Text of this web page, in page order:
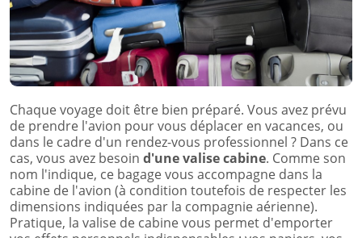
Chaque voyage doit être bien préparé. Vous avez prévu
de prendre l'avion pour vous déplacer en vacances, ou
dans le cadre d'un rendez-vous professionnel ? Dans ce
cas, vous avez besoin d'une valise cabine. Comme son
nom l'indique, ce bagage vous accompagne dans la
cabine de l'avion (à condition toutefois de respecter les
dimensions indiquées par la compagnie aérienne).
Pratique, la valise de cabine vous permet d'emporter